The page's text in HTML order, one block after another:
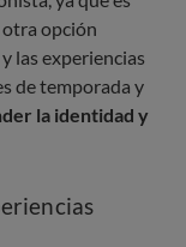
opción
las experiencias
de temporada y
la identidad y